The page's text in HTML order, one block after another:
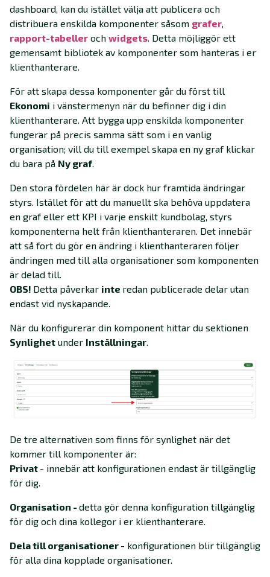
dashboard, kan du istället välja att publicera och
distribuera enskilda komponenter såsom grafer,
rapport-tabeller och widgets. Detta möjliggör ett
gemensamt bibliotek av komponenter som hanteras i er
klienthanterare.
För att skapa dessa komponenter går du först till
Ekonomi i vänstermenyn när du befinner dig i din
klienthanterare. Att bygga upp enskilda komponenter
fungerar på precis samma sätt som i en vanlig
organisation; vill du till exempel skapa en ny graf klickar
du bara på Ny graf.
Den stora fördelen här är dock hur framtida ändringar
styrs. Istället för att du manuellt ska behöva uppdatera
en graf eller ett KPI i varje enskilt kundbolag, styrs
komponenterna helt från klienthanteraren. Det innebär
att så fort du gör en ändring i klienthanteraren följer
ändringen med till alla organisationer som komponenten
är delad till.
OBS! Detta påverkar inte redan publicerade delar utan
endast vid nyskapande.
När du konfigurerar din komponent hittar du sektionen
Synlighet under Inställningar.
De tre alternativen som finns för synlighet när det
kommer till komponenter är:
Privat - innebär att konfigurationen endast är tillgänglig
för dig.
Organisation - detta gör denna konfiguration tillgänglig
för dig och dina kollegor i er klienthanterare.
Dela till organisationer - konfigurationen blir tillgänglig
för alla dina kopplade organisationer.